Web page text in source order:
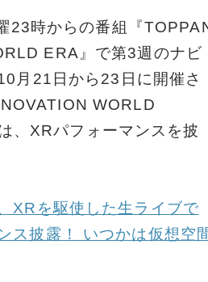
23時からの番組『
ERA』で第3週のナビ
月21日から23日に開催さ
WORLD
、XRパフォーマンスを披
XRを駆使した生ライブで
ス披露！ いつかは仮想空